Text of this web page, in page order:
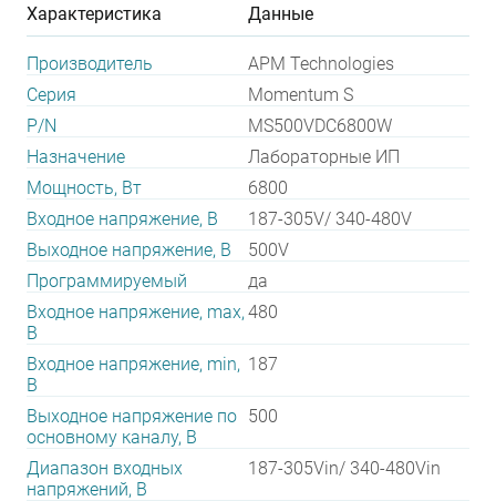
Характеристика Данные
Производитель
APM Technologies
Серия
Momentum S
P/N
MS500VDC6800W
Назначение
Лабораторные ИП
Мощность, Вт
6800
Входное напряжение, В
187-305V/ 340-480V
Выходное напряжение, В
500V
Программируемый
да
Входное напряжение, max,
В
480
Входное напряжение, min,
В
187
Выходное напряжение по
основному каналу, В
500
Диапазон входных
напряжений, В
187-305Vin/ 340-480Vin